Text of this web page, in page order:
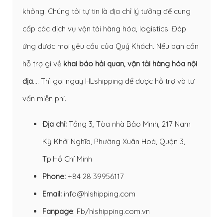
không. Chúng tôi tự tin là địa chỉ lý tưởng để cung
cấp các dịch vụ vận tải hàng hóa, logistics. Đáp
ứng được mọi yêu cầu của Quý Khách. Nếu bạn cần
hỗ trợ gì về khai báo hải quan, vận tải hàng hóa nội
địa…. Thì gọi ngay HLshipping để được hỗ trợ và tư
vấn miễn phí.
Địa chỉ: Tầng 3, Tòa nhà Bảo Minh, 217 Nam
Kỳ Khởi Nghĩa, Phường Xuân Hoà, Quận 3,
Tp.Hồ Chí Minh
Phone: +84 28 39956117
Email: info@hlshipping.com
Fanpage: Fb/hlshipping.com.vn